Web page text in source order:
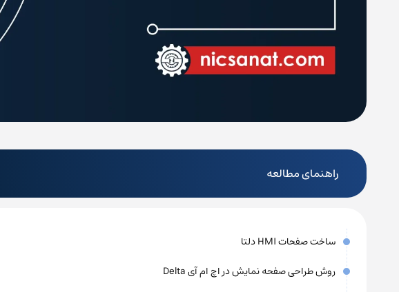
راهنمای مطالعه
ساخت صفحات HMI دلتا
روش طراحی صفحه نمایش در اچ ام آی Delta